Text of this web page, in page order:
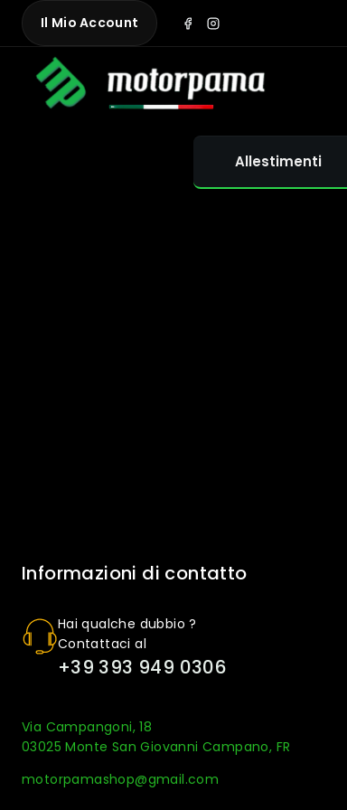
Skip
content
Il Mio Account
Allestimenti
Informazioni di contatto
Hai qualche dubbio ?
Contattaci al
+39 393 949 0306
Via Campangoni, 18
03025 Monte San Giovanni Campano, FR
motorpamashop@gmail.com